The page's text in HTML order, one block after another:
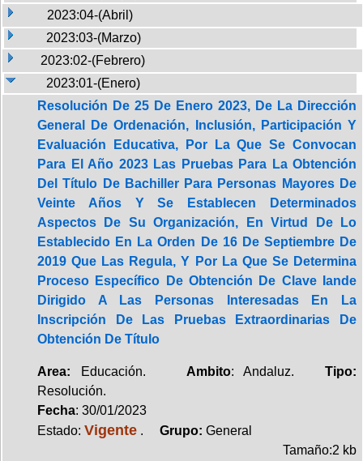
2023:04-(Abril)
2023:03-(Marzo)
2023:02-(Febrero)
2023:01-(Enero)
Resolución De 25 De Enero 2023, De La Dirección
General De Ordenación, Inclusión, Participación Y
Evaluación Educativa, Por La Que Se Convocan
Para El Año 2023 Las Pruebas Para La Obtención
Del Título De Bachiller Para Personas Mayores De
Veinte Años Y Se Establecen Determinados
Aspectos De Su Organización, En Virtud De Lo
Establecido En La Orden De 16 De Septiembre De
2019 Que Las Regula, Y Por La Que Se Determina
Proceso Específico De Obtención De Clave Iande
Dirigido A Las Personas Interesadas En La
Inscripción De Las Pruebas Extraordinarias De
Obtención De Título
Area: Educación. Ambito: Andaluz.Tipo:
Resolución.
Fecha: 30/01/2023
Estado: Vigente . Grupo: General
Tamaño:2 kb